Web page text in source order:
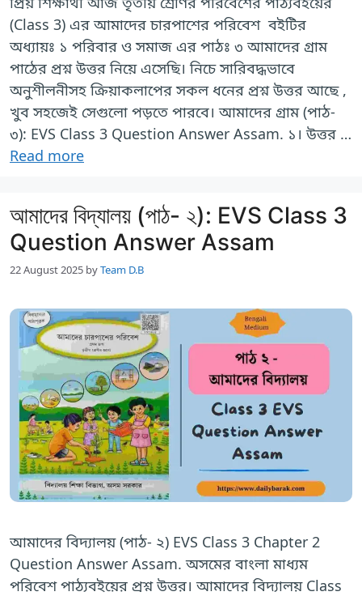
(Class 3) এর আমাদের চারপাশের পরিবেশ বইটির
অধ্যায়ঃ ১ পরিবার ও সমাজ এর পাঠঃ ৩ আমাদের গ্রাম
পাঠের প্রশ্ন উত্তর নিয়ে এসেছি। নিচে সারিবদ্ধভাবে
অনুশীলনীসহ ক্রিয়াকলাপের সকল ধনের প্রশ্ন উত্তর আছে ,
খুব সহজেই সেগুলো পড়তে পারবে। আমাদের গ্রাম (পাঠ-
৩): EVS Class 3 Question Answer Assam. ১। উত্তর …
Read more
আমাদের বিদ্যালয় (পাঠ- ২): EVS Class 3
Question Answer Assam
22 August 2025 byTeam D.B
আমাদের বিদ্যালয় (পাঠ- ২) EVS Class 3 Chapter 2
Question Answer Assam. অসমের বাংলা মাধ্যম
পরিবেশ পাঠ্যবইয়ের প্রশ্ন উত্তর। আমাদের বিদ্যালয় Class